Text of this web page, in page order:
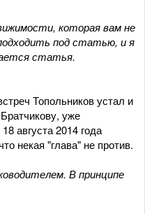
которая вам не
под статью, и я
статья.
Топольников устал и
уже
августа 2014 года
некая "глава" не против.
В принципе